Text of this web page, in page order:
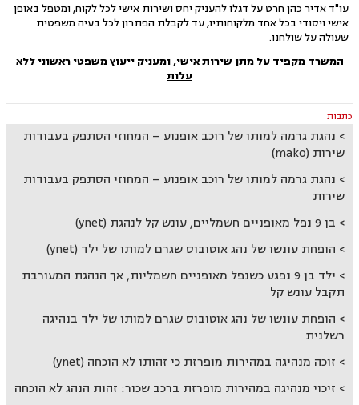
עו"ד אדיר כהן חרט על דגלו להעניק יחס ושירות אישי לכל לקוח, ומטפל באופן
אישי ויסודי בכל אחד מלקוחותיו, עד לקבלת הפתרון לכל בעיה משפטית
שעולה על שולחנו.
המשרד מקפיד על מתן שירות אישי, ומעניק ייעוץ משפטי ראשוני ללא
עלות
כתבות
נהגת גרמה למותו של רוכב אופנוע – המחוזי הסתפק בעבודות
שירות (mako)
נהגת גרמה למותו של רוכב אופנוע – המחוזי הסתפק בעבודות
שירות
בן 9 נפל מאופניים חשמליים, עונש קל לנהגת (ynet)
הופחת עונשו של נהג אוטובוס שגרם למותו של ילד (ynet)
ילד בן 9 נפגע כשנפל מאופניים חשמליות, אך הנהגת המעורבת
תקבל עונש קל
הופחת עונשו של נהג אוטובוס שגרם למותו של ילד בנהיגה
רשלנית
זוכה מנהיגה במהירות מופרזת כי זהותו לא הוכחה (ynet)
זיכוי מנהיגה במהירות מופרזת ברכב שכור: זהות הנהג לא הוכחה